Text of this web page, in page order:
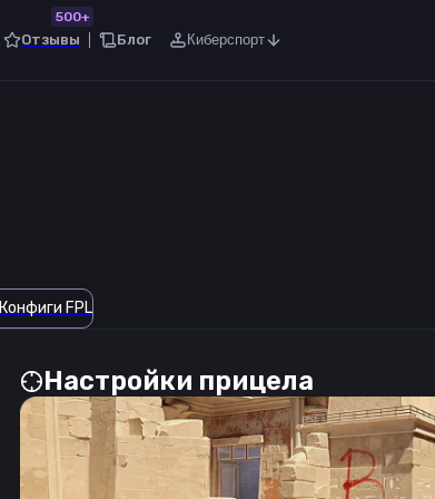
Отзывы
500+
Блог Киберспорт
Конфиги FPL
Настройки прицела